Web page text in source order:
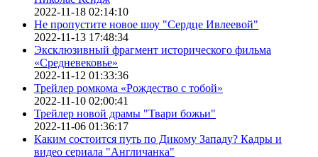
2022-11-18 02:14:10
Не пропустите новое шоу "Сердце Ивлеевой"
2022-11-13 17:48:34
Эксклюзивный фрагмент исторического фильма
«Средневековье»
2022-11-12 01:33:36
Трейлер ромкома «Рождество с тобой»
2022-11-10 02:00:41
Трейлер новой драмы "Твари божьи"
2022-11-06 01:36:17
Каким состоится путь по Дикому Западу? Кадры и
видео сериала "Англичанка"